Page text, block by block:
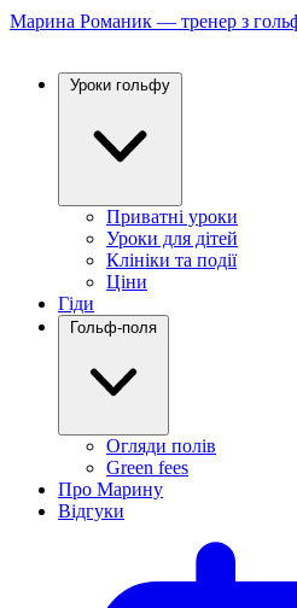
Марина Романик — тренер з
Приватні уроки
Уроки для дітей
Клініки та події
Ціни
Гіди
Огляди полів
Green fees
Про Марину
Відгуки